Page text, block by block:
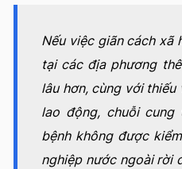
Nếu việc giãn cách xã
tại các địa phương
lâu hơn, cùng với
lao động, chuỗi
bệnh không được
nghiệp nước ngoài rời